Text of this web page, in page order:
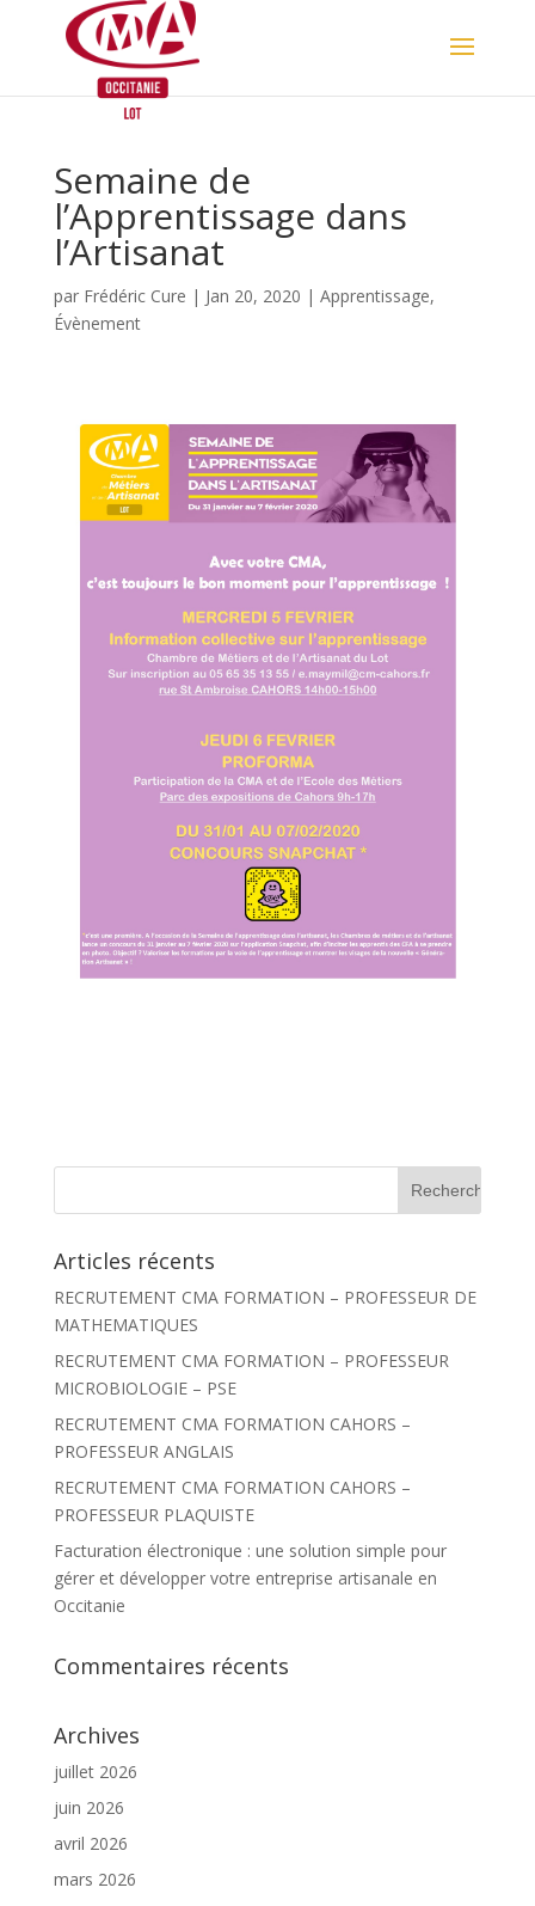
Semaine de
l’Apprentissage dans
l’Artisanat
par Frédéric Cure | Jan 20, 2020 | Apprentissage,
Évènement
c
e
c
h
r
:
Articles récents
RECRUTEMENT CMA FORMATION – PROFESSEUR DE
MATHEMATIQUES
RECRUTEMENT CMA FORMATION – PROFESSEUR
MICROBIOLOGIE – PSE
RECRUTEMENT CMA FORMATION CAHORS –
PROFESSEUR ANGLAIS
RECRUTEMENT CMA FORMATION CAHORS –
PROFESSEUR PLAQUISTE
Facturation électronique : une solution simple pour
gérer et développer votre entreprise artisanale en
Occitanie
Commentaires récents
Archives
juillet 2026
juin 2026
avril 2026
mars 2026